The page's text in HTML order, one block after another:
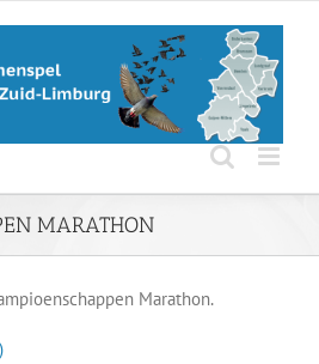
MARATHON
Marathon.